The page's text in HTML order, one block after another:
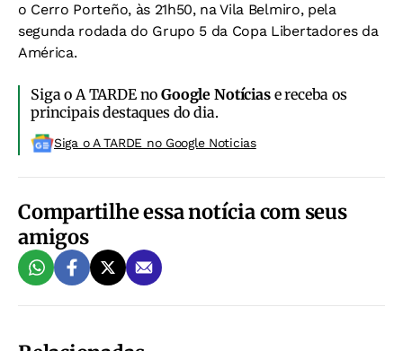
o Cerro Porteño, às 21h50, na Vila Belmiro, pela
segunda rodada do Grupo 5 da Copa Libertadores da
América.
Siga o A TARDE noGoogle Notíciase receba os
principais destaques do dia.
Siga o A TARDE no Google Noticias
Compartilhe essa notícia com seus
amigos